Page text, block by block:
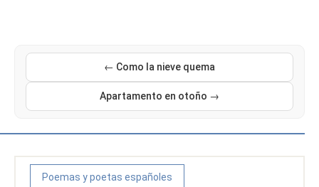
← Como la nieve quema
Apartamento en otoño →
Poemas y poetas españoles